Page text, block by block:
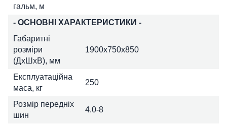
гальм, м
- ОСНОВНІ ХАРАКТЕРИСТИКИ -
Габаритні
розміри
(ДхШхВ), мм
1900х750х850
Експлуатаційна
маса, кг
250
Розмір передніх
шин
4.0-8